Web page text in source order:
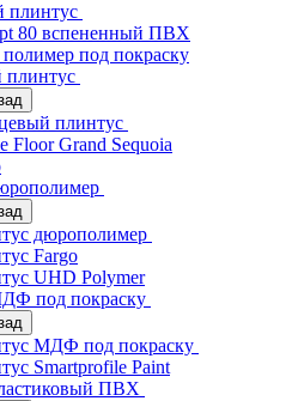
плинтус
80 вспененный ПВХ
под покраску
плинтус
плинтус
Floor Grand Sequoia
дюрополимер
Fargo
UHD Polymer
под покраску
МДФ под покраску
Smartprofile Paint
ПВХ